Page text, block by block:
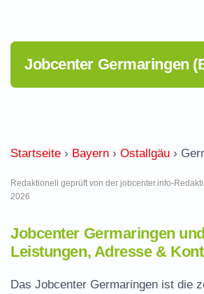
Jobcenter Germaringen
Startseite › Bayern › Ostallgäu ›
Redaktionell geprüft von der jobcenter.info-
2026
Jobcenter Germaringen
Leistungen, Adresse &
Das Jobcenter Germaringen ist die